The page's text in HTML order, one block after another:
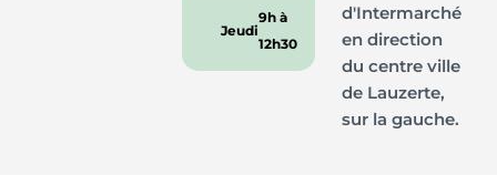
Jeudi
9h à
12h30
d'Intermarché
en direction
du centre ville
de Lauzerte,
sur la gauche.